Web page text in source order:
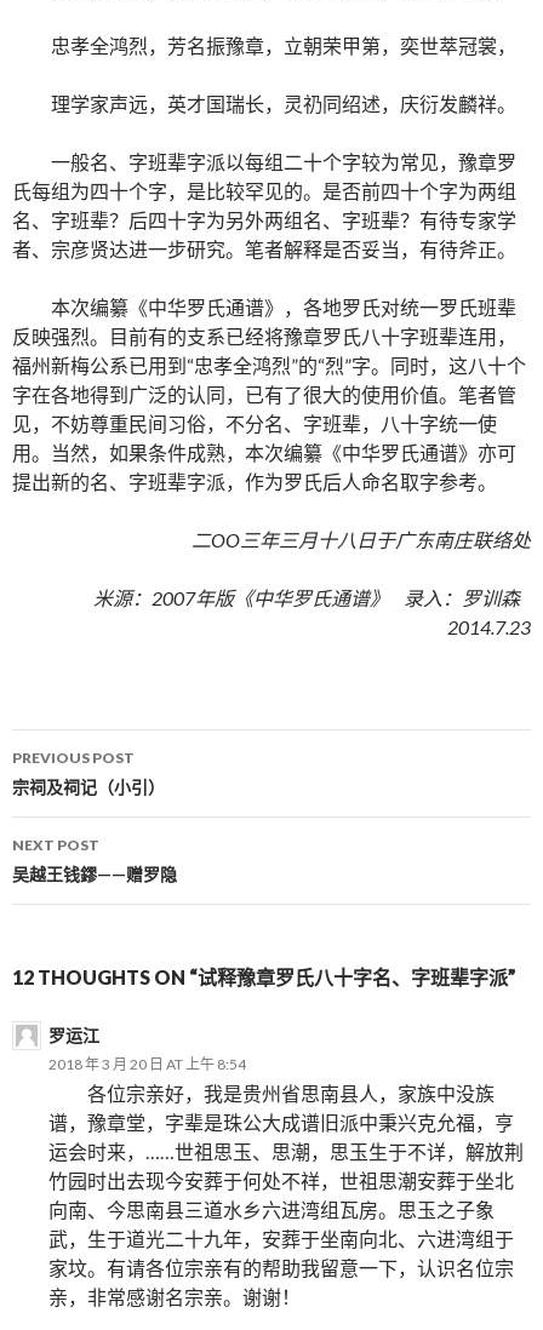
忠孝全鸿烈，芳名振豫章，立朝荣甲第，奕世萃冠裳，
理学家声远，英才国瑞长，灵礽同绍述，庆衍发麟祥。
一般名、字班辈字派以每组二十个字较为常见，豫章罗
氏每组为四十个字，是比较罕见的。是否前四十个字为两组
名、字班辈？后四十字为另外两组名、字班辈？有待专家学
者、宗彦贤达进一步研究。笔者解释是否妥当，有待斧正。
本次编纂《中华罗氏通谱》，各地罗氏对统一罗氏班辈
反映强烈。目前有的支系已经将豫章罗氏八十字班辈连用，
福州新梅公系已用到“忠孝全鸿烈”的“烈”字。同时，这八十个
字在各地得到广泛的认同，已有了很大的使用价值。笔者管
见，不妨尊重民间习俗，不分名、字班辈，八十字统一使
用。当然，如果条件成熟，本次编纂《中华罗氏通谱》亦可
提出新的名、字班辈字派，作为罗氏后人命名取字参考。
二OO三年三月十八日于广东南庄联络处
米源：2007年版《中华罗氏通谱》 录入：罗训森
2014.7.23
Post navigation
PREVIOUS POST
宗祠及祠记（小引）
NEXT POST
吴越王钱鏐——赠罗隐
12 THOUGHTS ON “试释豫章罗氏八十字名、字班辈字派”
罗运江
2018 年 3 月 20 日 AT 上午 8:54
各位宗亲好，我是贵州省思南县人，家族中没族
谱，豫章堂，字辈是珠公大成谱旧派中秉兴克允福，亨
运会时来，……世祖思玉、思潮，思玉生于不详，解放荆
竹园时出去现今安葬于何处不祥，世祖思潮安葬于坐北
向南、今思南县三道水乡六进湾组瓦房。思玉之子象
武，生于道光二十九年，安葬于坐南向北、六进湾组于
家坟。有请各位宗亲有的帮助我留意一下，认识名位宗
亲，非常感谢名宗亲。谢谢！